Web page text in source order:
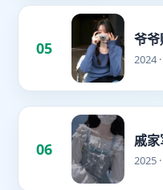
05 爷
2024
06 戚
2025